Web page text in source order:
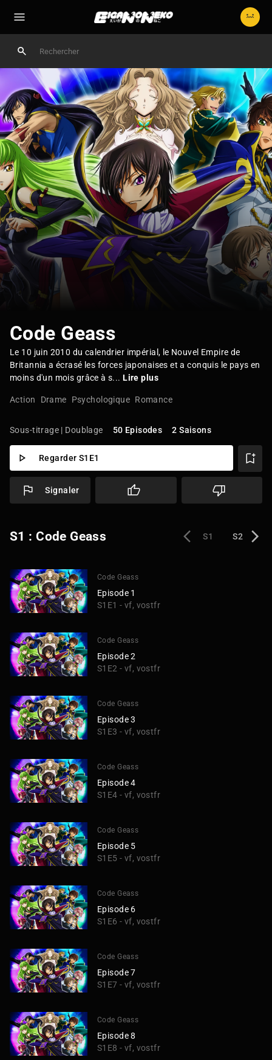
Code Geass
Le 10 juin 2010 du calendrier impérial, le Nouvel Empire de
Britannia a écrasé les forces japonaises et a conquis le pays en
moins d'un mois grâce à s...Lire plus
Action Drame Psychologique Romance
Sous-titrage | Doublage 50 Episodes 2 Saisons
Regarder S1E1
Signaler
S1 : Code Geass S1 S2
Code Geass
Episode 1
S1E1 - vf, vostfr
Code Geass
Episode 2
S1E2 - vf, vostfr
Code Geass
Episode 3
S1E3 - vf, vostfr
Code Geass
Episode 4
S1E4 - vf, vostfr
Code Geass
Episode 5
S1E5 - vf, vostfr
Code Geass
Episode 6
S1E6 - vf, vostfr
Code Geass
Episode 7
S1E7 - vf, vostfr
Code Geass
Episode 8
S1E8 - vf, vostfr